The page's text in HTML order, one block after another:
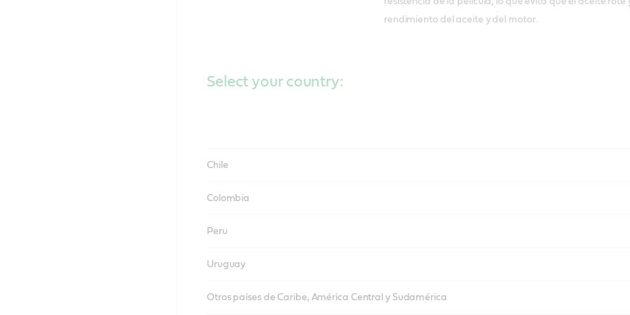
rendimiento del aceite y del motor.
Select your country:
Chile
Colombia
Peru
Uruguay
Otros países de Caribe, América Central y Sudamérica